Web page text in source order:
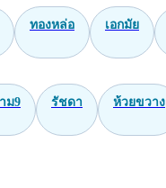
ทองหล่อ เอกมัย
ม9 รัชดา ห้วยขวาง